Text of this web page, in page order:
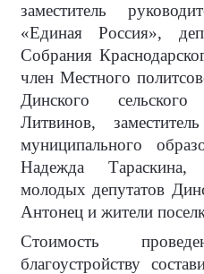
заместитель
«Единая Россия»,
Собрания
член Местного
Динского
Литвинов,
муниципального
Надежда Тараскина,
молодых депутатов
Антонец и жители
Стоимость
благоустройству